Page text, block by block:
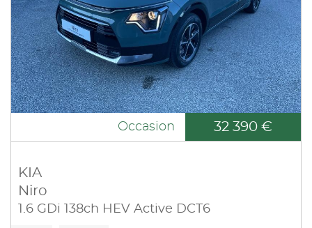
Occasion 32 390 €
KIA
Niro
1.6 GDi 138ch HEV Active DCT6